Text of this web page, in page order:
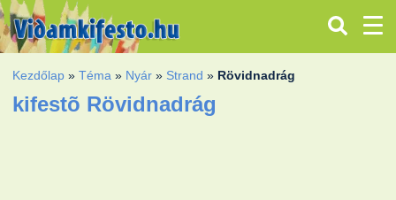
Kezdőlap »Téma » Nyár » Strand » Rövidnadrág
kifestõ Rövidnadrág